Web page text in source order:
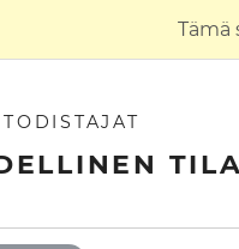
Tämä